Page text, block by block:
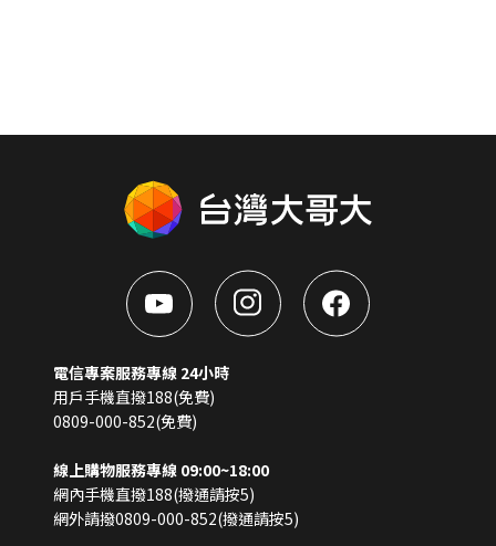
電信專案服務專線 24小時
用戶手機直撥188(免費)
0809-000-852(免費)
線上購物服務專線 09:00~18:00
網內手機直撥188(撥通請按5)
網外請撥0809-000-852(撥通請按5)